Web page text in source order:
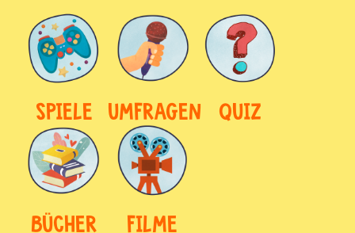
SPIELE UMFRAGEN QUIZ
BÜCHER FILME